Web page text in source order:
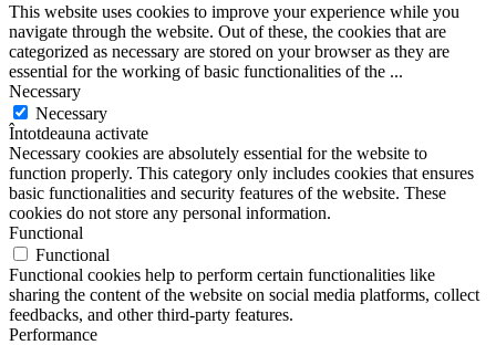
This website uses cookies to improve your experience while you
navigate through the website. Out of these, the cookies that are
categorized as necessary are stored on your browser as they are
essential for the working of basic functionalities of the ...
Necessary
Necessary
Întotdeauna activate
Necessary cookies are absolutely essential for the website to
function properly. This category only includes cookies that ensures
basic functionalities and security features of the website. These
cookies do not store any personal information.
Functional
Functional
Functional cookies help to perform certain functionalities like
sharing the content of the website on social media platforms, collect
feedbacks, and other third-party features.
Performance